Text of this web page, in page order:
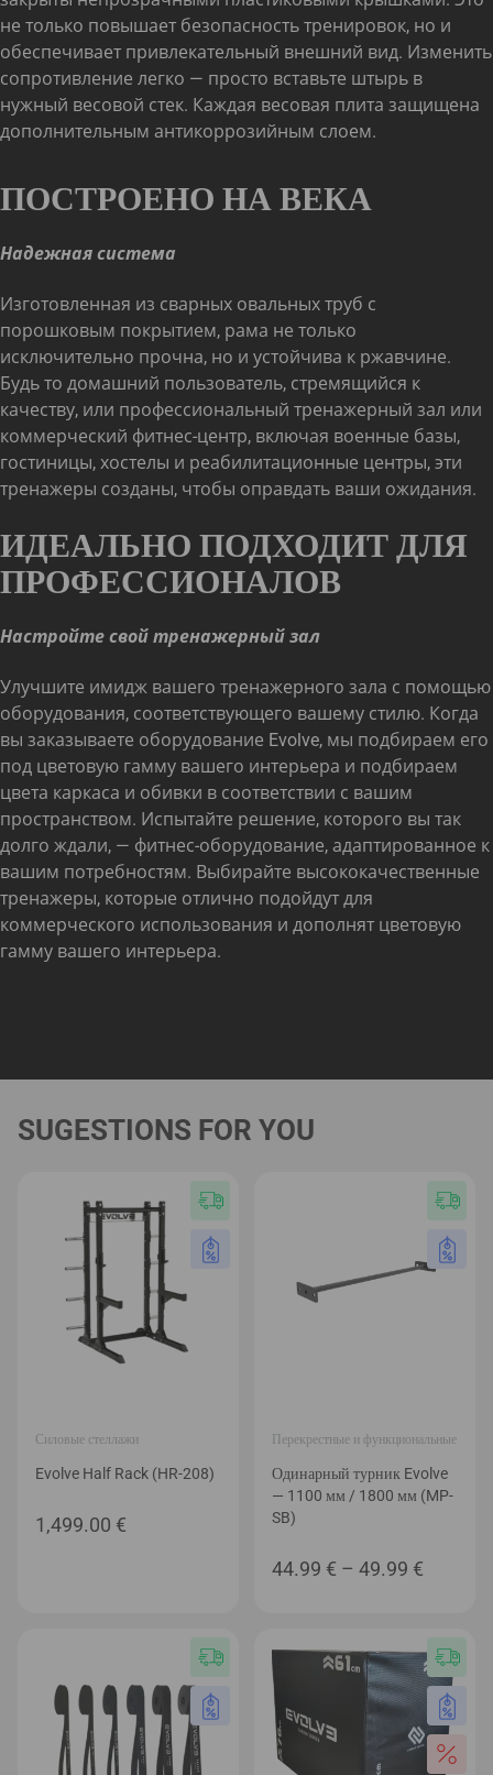
не только повышает безопасность тренировок, но и
обеспечивает привлекательный внешний вид. Изменить
сопротивление легко — просто вставьте штырь в
нужный весовой стек. Каждая весовая плита защищена
дополнительным антикоррозийным слоем.
ПОСТРОЕНО НА ВЕКА
Надежная система
Изготовленная из сварных овальных труб с
порошковым покрытием, рама не только
исключительно прочна, но и устойчива к ржавчине.
Будь то домашний пользователь, стремящийся к
качеству, или профессиональный тренажерный зал или
коммерческий фитнес-центр, включая военные базы,
гостиницы, хостелы и реабилитационные центры, эти
тренажеры созданы, чтобы оправдать ваши ожидания.
ИДЕАЛЬНО ПОДХОДИТ ДЛЯ
ПРОФЕССИОНАЛОВ
Настройте свой тренажерный зал
Улучшите имидж вашего тренажерного зала с помощью
оборудования, соответствующего вашему стилю. Когда
вы заказываете оборудование Evolve, мы подбираем его
под цветовую гамму вашего интерьера и подбираем
цвета каркаса и обивки в соответствии с вашим
пространством. Испытайте решение, которого вы так
долго ждали, — фитнес-оборудование, адаптированное к
вашим потребностям. Выбирайте высококачественные
тренажеры, которые отлично подойдут для
коммерческого использования и дополнят цветовую
гамму вашего интерьера.
SUGESTIONS FOR YOU
Силовые стеллажи
Evolve Half Rack (HR-208)
1,499.00 €
Перекрестные и функциональные
Одинарный турник Evolve
— 1100 мм / 1800 мм (MP-
SB)
44.99 € – 49.99 €
–
49.99 €